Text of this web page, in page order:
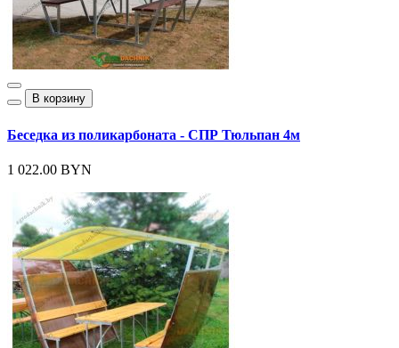
В корзину
Беседка из поликарбоната - СПР Тюльпан 4м
1 022.00 BYN